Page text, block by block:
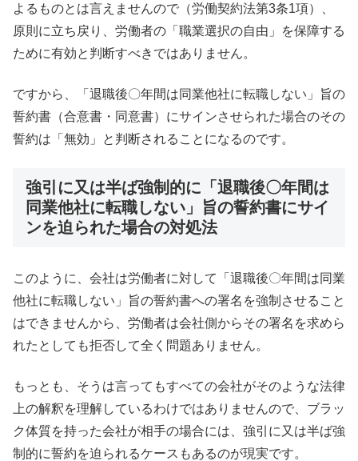
よるものとは言えませんので（労働契約法第3条1項）、
原則に立ち戻り、労働者の「職業選択の自由」を保障する
ために有効と判断すべきではありません。
ですから、「退職後〇年間は同業他社に転職しない」旨の
誓約書（合意書・同意書）にサインさせられた場合のその
誓約は「無効」と判断されることになるのです。
強引に又は半ば強制的に「退職後〇年間は
同業他社に転職しない」旨の誓約書にサイ
ンを迫られた場合の対処法
このように、会社は労働者に対して「退職後〇年間は同業
他社に転職しない」旨の誓約書への署名を強制させること
はできませんから、労働者は会社側からその署名を求めら
れたとしても拒否して全く問題ありません。
もっとも、そうは言ってもすべての会社がそのような法律
上の解釈を理解しているわけではありませんので、ブラッ
ク体質を持った会社が相手の場合には、強引に又は半ば強
制的に誓約を迫られるケースもあるのが現実です。